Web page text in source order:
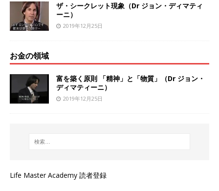
ザ・シークレット現象（Dr ジョン・ディマティ
ーニ）
2019年12月25日
お金の領域
富を築く原則 「精神」と「物質」（Dr ジョン・
ディマティーニ）
2019年12月25日
Life Master Academy 読者登録